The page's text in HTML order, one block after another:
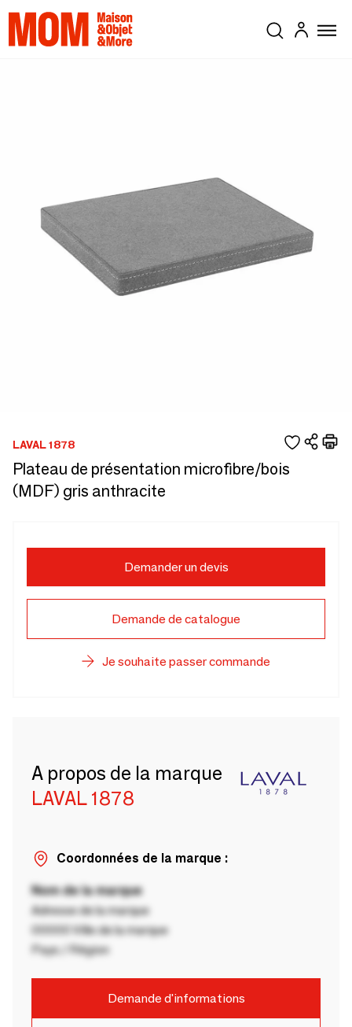
LAVAL 1878
Plateau de présentation microfibre/bois
(MDF) gris anthracite
Demander un devis
Demande de catalogue
Je souhaite passer commande
A propos de la marque
LAVAL 1878
Coordonnées de la marque :
Nom de la marque
Adresse de la marque
00000 Ville de la marque
Pays / Région
Demande d'informations